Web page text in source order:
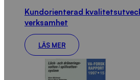
Kundorienterad
verksamhet
LÄS MER